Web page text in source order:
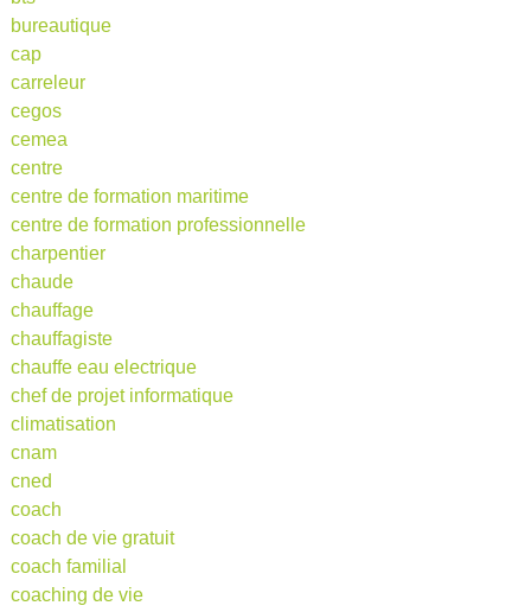
bureautique
cap
carreleur
cegos
cemea
centre
centre de formation maritime
centre de formation professionnelle
charpentier
chaude
chauffage
chauffagiste
chauffe eau electrique
chef de projet informatique
climatisation
cnam
cned
coach
coach de vie gratuit
coach familial
coaching de vie